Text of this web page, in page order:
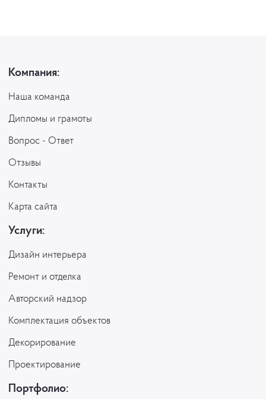
Компания:
Наша команда
Дипломы и грамоты
Вопрос - Ответ
Отзывы
Контакты
Карта сайта
Услуги:
Дизайн интерьера
Ремонт и отделка
Авторский надзор
Комплектация объектов
Декорирование
Проектирование
Портфолио: